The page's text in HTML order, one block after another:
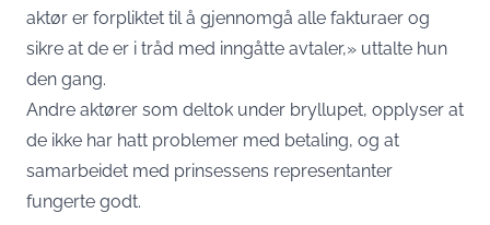
aktør er forpliktet til å gjennomgå alle fakturaer og
sikre at de er i tråd med inngåtte avtaler,» uttalte hun
den gang.
Andre aktører som deltok under bryllupet, opplyser at
de ikke har hatt problemer med betaling, og at
samarbeidet med prinsessens representanter
fungerte godt.